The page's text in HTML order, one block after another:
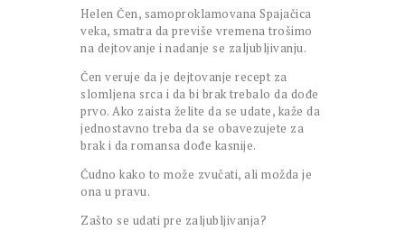
Helen Čen, samoproklamovana Spajačica
veka, smatra da previše vremena trošimo
na dejtovanje i nadanje se zaljubljivanju.
Čen veruje da je dejtovanje recept za
slomljena srca i da bi brak trebalo da dođe
prvo. Ako zaista želite da se udate, kaže da
jednostavno treba da se obavezujete za
brak i da romansa dođe kasnije.
Čudno kako to može zvučati, ali možda je
ona u pravu.
Zašto se udati pre zaljubljivanja?